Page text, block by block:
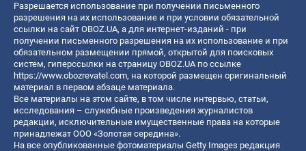
Разрешается использование при получении письменного
разрешения на их использование и при условии обязательной
ссылки на сайт OBOZ.UA, а для интернет-изданий - при
получении письменного разрешения на их использование и при
обязательном размещении прямой, открытой для поисковых
систем, гиперссылки на страницу OBOZ.UA по ссылке
https://www.obozrevatel.com, на которой размещен оригинальный
материал в первом абзаце материала.
Все материалы на этом сайте, в том числе интервью, статьи,
исследования – служебные произведения журналистов
редакции, исключительные имущественные права на которые
принадлежат ООО «Золотая середина».
На все опубликованные фотоматериалы Getty Images редакция